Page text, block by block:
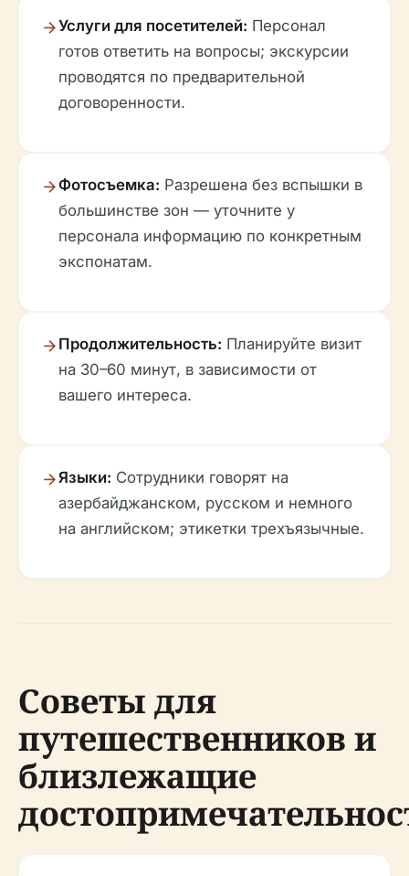
Услуги для посетителей: Персонал
готов ответить на вопросы; экскурсии
проводятся по предварительной
договоренности.
Фотосъемка: Разрешена без вспышки в
большинстве зон — уточните у
персонала информацию по конкретным
экспонатам.
Продолжительность: Планируйте визит
на 30–60 минут, в зависимости от
вашего интереса.
Языки: Сотрудники говорят на
азербайджанском, русском и немного
на английском; этикетки трехъязычные.
Советы для
путешественников и
близлежащие